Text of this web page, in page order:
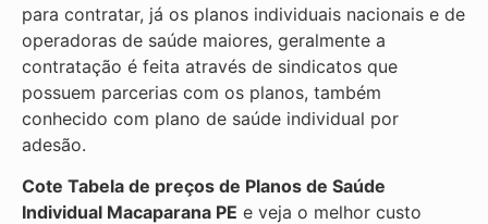
para contratar, já os planos individuais nacionais e de
operadoras de saúde maiores, geralmente a
contratação é feita através de sindicatos que
possuem parcerias com os planos, também
conhecido com plano de saúde individual por
adesão.
Cote Tabela de preços de Planos de Saúde
Individual Macaparana PE e veja o melhor custo